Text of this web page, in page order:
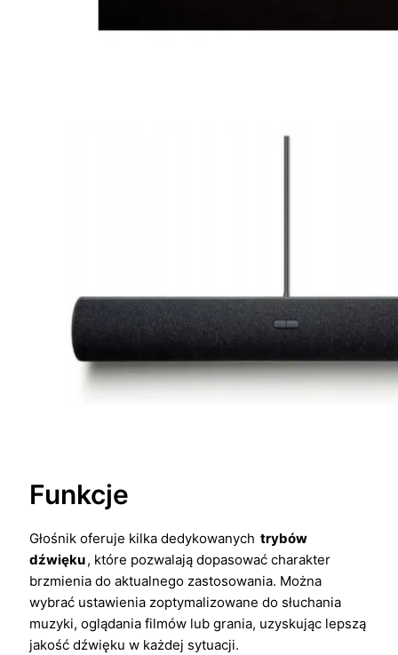
Funkcje
Głośnik oferuje kilka dedykowanych trybów
dźwięku, które pozwalają dopasować charakter
brzmienia do aktualnego zastosowania. Można
wybrać ustawienia zoptymalizowane do słuchania
muzyki, oglądania filmów lub grania, uzyskując lepszą
jakość dźwięku w każdej sytuacji.